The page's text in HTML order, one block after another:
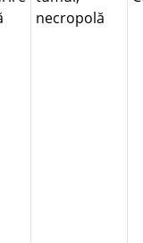
necropolă